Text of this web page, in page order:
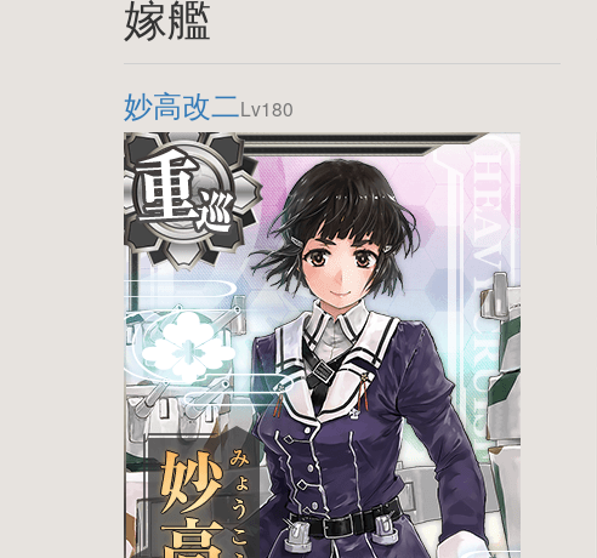
嫁艦
妙高改二Lv180